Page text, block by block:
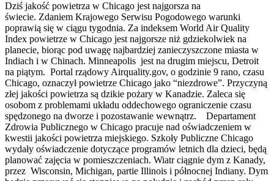
Dziś jakość powietrza w Chicago jest najgorsza na
świecie. Zdaniem Krajowego Serwisu Pogodowego warunki
poprawią się w ciągu tygodnia. Za indeksem World Air Quality
Index powietrze w Chicago jest najgorsze niż gdziekolwiek na
planecie, biorąc pod uwagę najbardziej zanieczyszczone miasta w
Indiach i w Chinach. Minneapolis jest na drugim miejscu, Detroit
na piątym. Portal rządowy Airquality.gov, o godzinie 9 rano, czasu
Chicago, oznaczył powietrze Chicago jako “niezdrowe”. Przyczyną
złej jakości powietrza są dzikie pożary w Kanadzie. Zaleca się
osobom z problemami układu oddechowego ograniczenie czasu
spędzonego na dworze i pozostawanie wewnątrz. Departament
Zdrowia Publicznego w Chicago pracuje nad oświadczeniem w
kwestii jakości powietrza miejskiego. Szkoły Publiczne Chicago
wydały oświadczenie dotyczące programów letnich dla dzieci, będą
planować zajęcia w pomieszczeniach. Wiatr ciągnie dym z Kanady,
przez Wisconsin, Michigan, partie Illinois i północnej Indiany. Dym